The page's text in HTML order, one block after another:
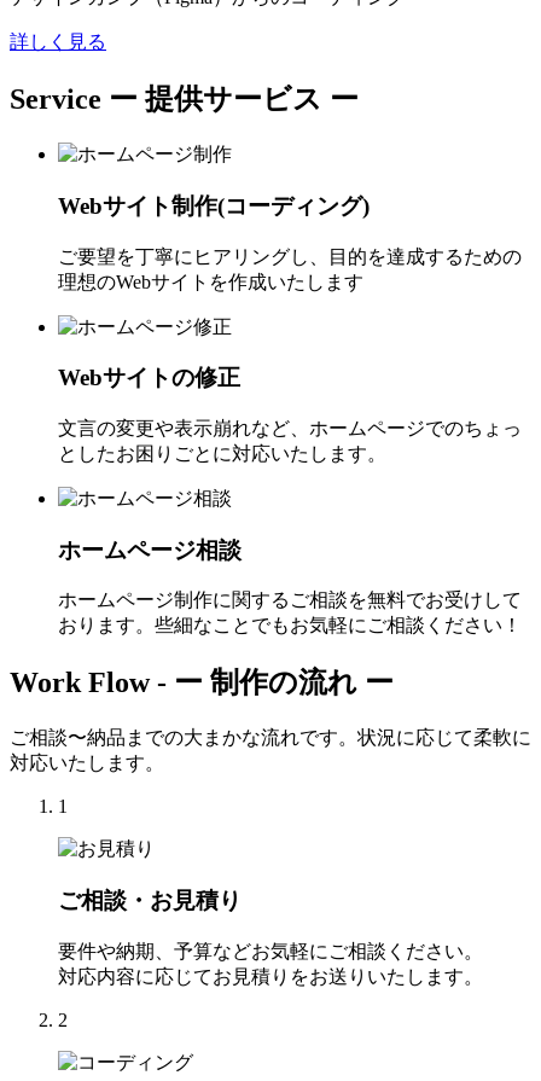
詳しく見る
Service ー 提供サービス ー
Webサイト制作(コーディング)
ご要望を丁寧にヒアリングし、目的を達成するための
理想のWebサイトを作成いたします
Webサイトの修正
文言の変更や表示崩れなど、ホームページでのちょっ
としたお困りごとに対応いたします。
ホームページ相談
ホームページ制作に関するご相談を無料でお受けして
おります。些細なことでもお気軽にご相談ください！
Work Flow - ー 制作の流れ ー
ご相談〜納品までの大まかな流れです。状況に応じて柔軟に
対応いたします。
1
ご相談・お見積り
要件や納期、予算などお気軽にご相談ください。
対応内容に応じてお見積りをお送りいたします。
2